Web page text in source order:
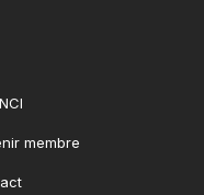
membre